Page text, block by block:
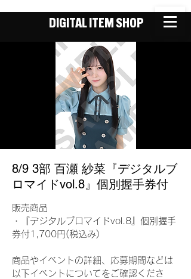
DIGITAL ITEM SHOP
8/9 3部 百瀬 紗菜『デジタルブ
ロマイドvol.8』個別握手券付
販売商品
・『デジタルブロマイドvol.8』個別握手
券付1,700円(税込み)
商品やイベントの詳細、応募期間などは
以下イベントについてをご確認くださ